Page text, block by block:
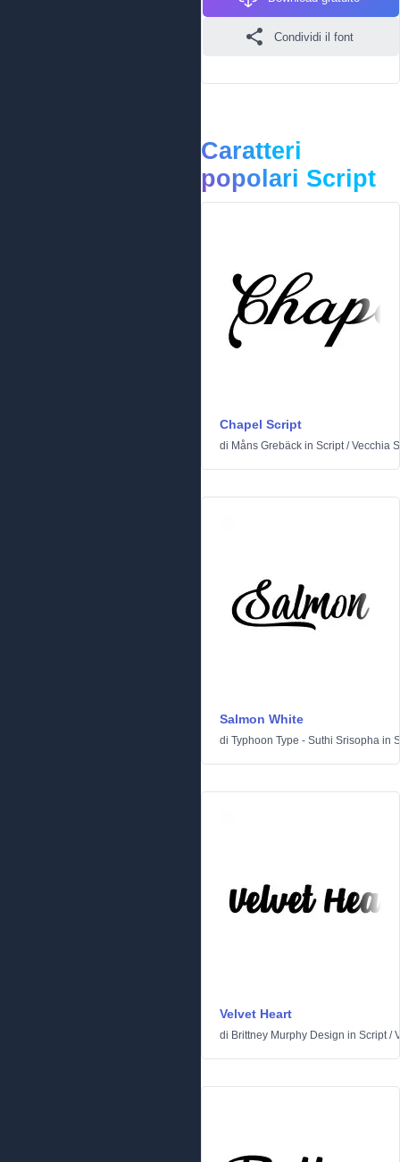
Condividi il font
Caratteri
popolari Script
Chapel Script
di Måns Grebäck in Script/Vecchia
Salmon White
di Typhoon Type - Suthi Srisopha in
Velvet Heart
di Brittney Murphy Design in Script/